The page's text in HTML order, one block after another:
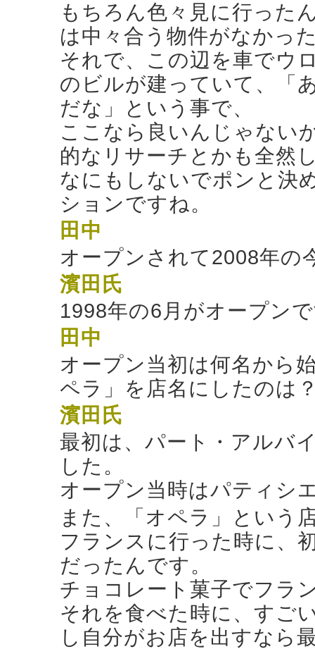
もちろん色々見に行った
は中々合う物件がなかっ
それで、この辺を車でウ
のビルが建っていて、「
だな」という事で、
ここなら良いんじゃない
的なリサーチとかも全然
なにもしないでポンと決
ションですね。
田中
オープンされて2008年の
濱田氏
1998年の6月がオープン
田中
オープン当初は何名から
ペラ」を店名にしたのは
濱田氏
最初は、パート・アルバ
した。
オープン当時はパティシ
また、「オペラ」という
フランスに行った時に、
だったんです。
チョコレート菓子でフラ
それを食べた時に、すご
し自分がお店を出すなら